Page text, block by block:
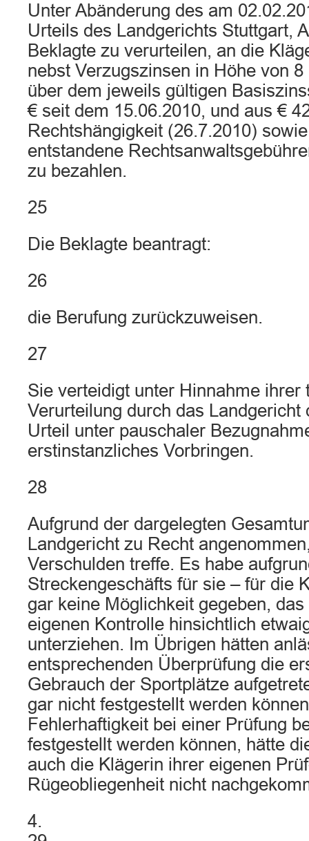
Unter Abänderung des am
Urteils des Landgerichts Stuttgart,
Beklagte zu verurteilen, an die
nebst Verzugszinsen in Höhe von
über dem jeweils gültigen
€ seit dem 15.06.2010, und aus €
Rechtshängigkeit (26.7.2010)
entstandene
zu bezahlen.
25
Die Beklagte beantragt:
26
die Berufung zurückzuweisen.
27
Sie verteidigt unter Hinnahme ihrer
Verurteilung durch das Landgericht
Urteil unter pauschaler
erstinstanzliches Vorbringen.
28
Aufgrund der dargelegten
Landgericht zu Recht
Verschulden treffe. Es habe
Streckengeschäfts für sie – für die
gar keine Möglichkeit gegeben,
eigenen Kontrolle hinsichtlich
unterziehen. Im Übrigen hätten
entsprechenden Überprüfung die
Gebrauch der Sportplätze
gar nicht festgestellt werden
Fehlerhaftigkeit bei einer Prüfung
festgestellt werden können, hätte
auch die Klägerin ihrer eigenen
Rügeobliegenheit nicht
4.